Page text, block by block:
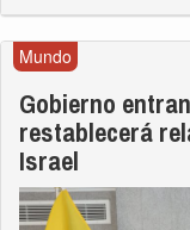
Mundo
Gobierno
restablecerá
Israel